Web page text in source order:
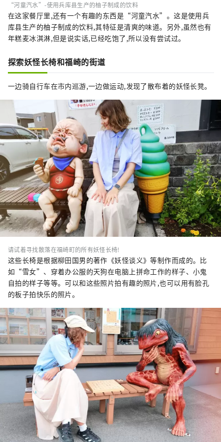
“河童汽水”-使用兵库县生产的柚子制成的饮料
在这家餐厅里,还有一个有趣的东西是“河童汽水”。这是使用兵
库县生产的柚子制成的饮料,其特征是清爽的味道。另外,虽然也有
年糕麦冰淇淋,但是说实话,已经吃饱了,所以没有尝试过。
探索妖怪长椅和福崎的街道
一边骑自行车在市内巡游,一边做运动,发现了散布着的妖怪长凳。
请试着寻找散落在福崎町的所有妖怪长椅!
这些长椅是根据柳田国男的著作《妖怪谈义》等制作而成的。比
如“雪女”、穿着办公服的天狗在电脑上拼命工作的样子、小鬼
自拍的样子等等。可以和这些照片拍有趣的照片,也可以用有脸孔
的板子拍快乐的照片。